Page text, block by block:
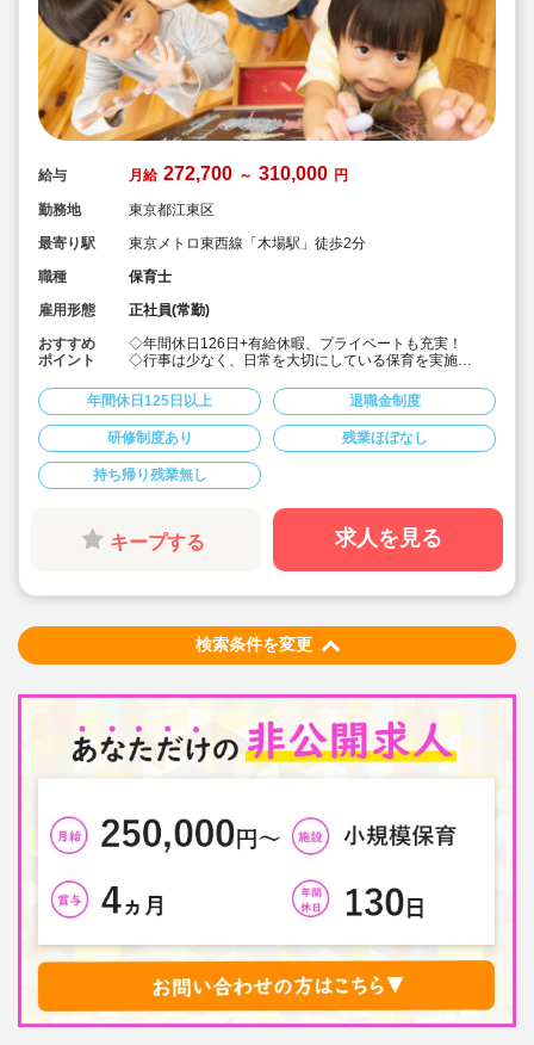
給与 月給 272,700 ～ 310,000 円
勤務地
東京都江東区
最寄り駅
東京メトロ東西線「木場駅」徒歩2分
職種
保育士
雇用形態
正社員(常勤)
おすすめ
ポイント
◇年間休日126日+有給休暇、プライベートも充実！
◇行事は少なく、日常を大切にしている保育を実施
にしています。
◇産休・育休からの復帰（男性の育休実績あり）、時短
勤務実績多数で働きやすい職場です
◇ヘアカラーは自由。髪色の制限なし。
◇20代で経験少ない方もノビノビ働きやすい環境
◇書き物のICT化も進めており持ち帰り業務/残業ほぼな
し。
◇残業した場合の代は1分単位で支給されます
◇子どもが自分の意志や感情を尊重され、自分で選択し
ていくことをあたたかく見守り、子どもが主体の保育を
のような保育園
は、職員にゆとりが必要という考えから行事は無理なく
できる範囲で実施
◇在籍年数や保育経験に合わせた段階的な研修を年間総
年間休日125日以上 退職金制度
研修制度あり 残業ほぼなし
持ち帰り残業無し
キープする 求人を見る
検索条件を変更